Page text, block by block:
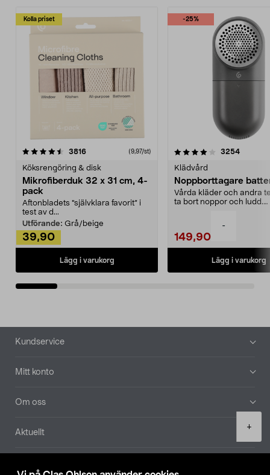
-
+
Kolla priset
3816recensioner (9,97/st)
Köksrengöring & disk
Mikrofiberduk 32 x 31 cm, 4-
pack
Aftonbladets "självklara favorit” i
test av d...
Utförande: Grå/beige
39,90
Lägg i varukorg
-25%
4.0av 5 stjärnor 3254
Klädvård
Noppborttagare
Vårda kläder och andra
ta bort noppor och ludd.
149,90
Lägg i varukorg
4.5av 5 stjärnor
Sidfot
Kundservice
Mitt konto
Om oss
Aktuellt